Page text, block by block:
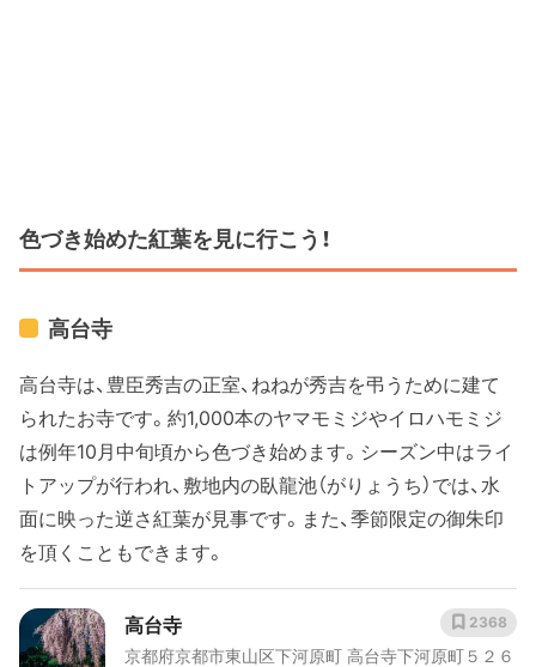
色づき始めた紅葉を見に行こう！
高台寺
高台寺は、豊臣秀吉の正室、ねねが秀吉を弔うために建て
られたお寺です。約1,000本のヤマモミジやイロハモミジ
は例年10月中旬頃から色づき始めます。シーズン中はライ
トアップが行われ、敷地内の臥龍池（がりょうち）では、水
面に映った逆さ紅葉が見事です。また、季節限定の御朱印
を頂くこともできます。
高台寺
京都府京都市東山区下河原町 高台寺下河原町５２６
2368